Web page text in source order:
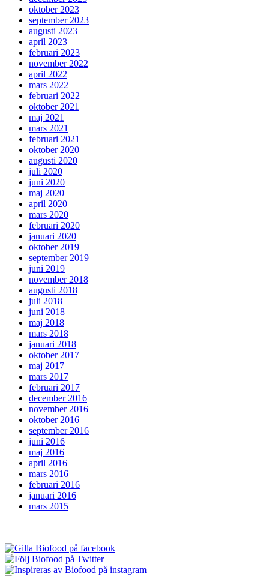
oktober 2023
september 2023
augusti 2023
april 2023
februari 2023
november 2022
april 2022
mars 2022
februari 2022
oktober 2021
maj 2021
mars 2021
februari 2021
oktober 2020
augusti 2020
juli 2020
juni 2020
maj 2020
april 2020
mars 2020
februari 2020
januari 2020
oktober 2019
september 2019
juni 2019
november 2018
augusti 2018
juli 2018
juni 2018
maj 2018
mars 2018
januari 2018
oktober 2017
maj 2017
mars 2017
februari 2017
december 2016
november 2016
oktober 2016
september 2016
juni 2016
maj 2016
april 2016
mars 2016
februari 2016
januari 2016
mars 2015